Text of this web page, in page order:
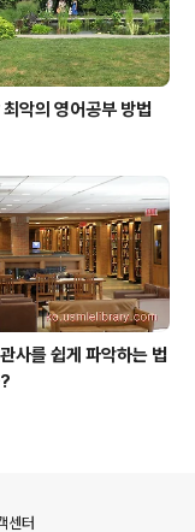
악의 영어공부 방법
사를 쉽게 파악하는 법
센터